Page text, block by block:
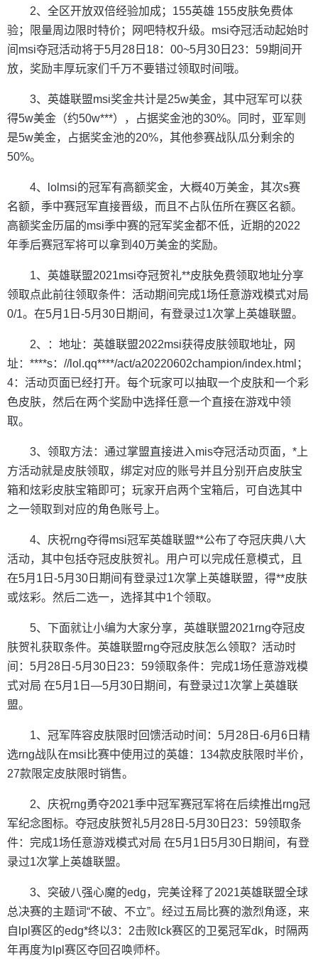
2、全区开放双倍经验加成；155英雄 155皮肤免费体
验；限量周边限时特价；网吧特权升级。msi夺冠活动起始时
间msi夺冠活动将于5月28日18：00~5月30日23：59期间开
放，奖励丰厚玩家们千万不要错过领取时间哦。
3、英雄联盟msi奖金共计是25w美金，其中冠军可以获
得5w美金（约50w***），占据奖金池的30%。同时，亚军则
是5w美金，占据奖金池的20%，其他参赛战队瓜分剩余的
50%。
4、lolmsi的冠军有高额奖金，大概40万美金，其次s赛
名额，季中赛冠军直接晋级，而且不占队伍所在赛区名额。
高额奖金历届的msi季中赛的冠军奖金都不低，近期的2022
年季后赛冠军将可以拿到40万美金的奖励。
1、英雄联盟2021msi夺冠贺礼**皮肤免费领取地址分享
领取点此前往领取条件：活动期间完成1场任意游戏模式对局
0/1。在5月1日-5月30日期间，有登录过1次掌上英雄联盟。
2、：地址：英雄联盟2022msi获得皮肤领取地址，网
址：****s：//lol.qq****/act/a20220602champion/index.html；
4：活动页面已经打开。每个玩家可以抽取一个皮肤和一个彩
色皮肤，然后在两个奖励中选择任意一个直接在游戏中领
取。
3、领取方法：通过掌盟直接进入mis夺冠活动页面，*上
方活动就是皮肤领取，绑定对应的账号并且分别开启皮肤宝
箱和炫彩皮肤宝箱即可；玩家开启两个宝箱后，可自选其中
之一领取到对应的角色账号上。
4、庆祝rng夺得msi冠军英雄联盟**公布了夺冠庆典八大
活动，其中包括夺冠皮肤贺礼。用户可以完成任意模式，且
在5月1日-5月30日期间有登录过1次掌上英雄联盟，得**皮肤
或炫彩。然后二选一，选择其中1个领取。
5、下面就让小编为大家分享，英雄联盟2021rng夺冠皮
肤贺礼获取条件。英雄联盟rng夺冠皮肤怎么领取？活动时
间：5月28日-5月30日23：59领取条件：完成1场任意游戏模
式对局 在5月1日—5月30日期间，有登录过1次掌上英雄联
盟。
1、冠军阵容皮肤限时回馈活动时间：5月28日-6月6日精
选rng战队在msi比赛中使用过的英雄：134款皮肤限时半价，
27款限定皮肤限时销售。
2、庆祝rng勇夺2021季中冠军赛冠军将在后续推出rng冠
军纪念图标。夺冠皮肤贺礼5月28日-5月30日23：59领取条
件：完成1场任意游戏模式对局 在5月1日5月30日期间，有登
录过1次掌上英雄联盟。
3、突破八强心魔的edg，完美诠释了2021英雄联盟全球
总决赛的主题词“不破、不立”。经过五局比赛的激烈角逐，来
自lpl赛区的edg*终以3：2击败lck赛区的卫冕冠军dk，时隔两
年再度为lpl赛区夺回召唤师杯。